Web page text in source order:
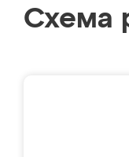
Схема